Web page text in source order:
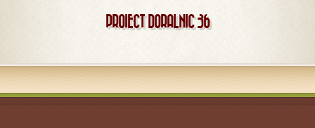
PROIECT DORALNIC 36